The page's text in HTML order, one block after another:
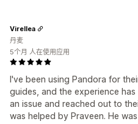
I've been using Pandora for
guides, and the experience
an issue and reached out to
was helped by Praveen. He
Virellea
丹麦
5个月 人在使用应用